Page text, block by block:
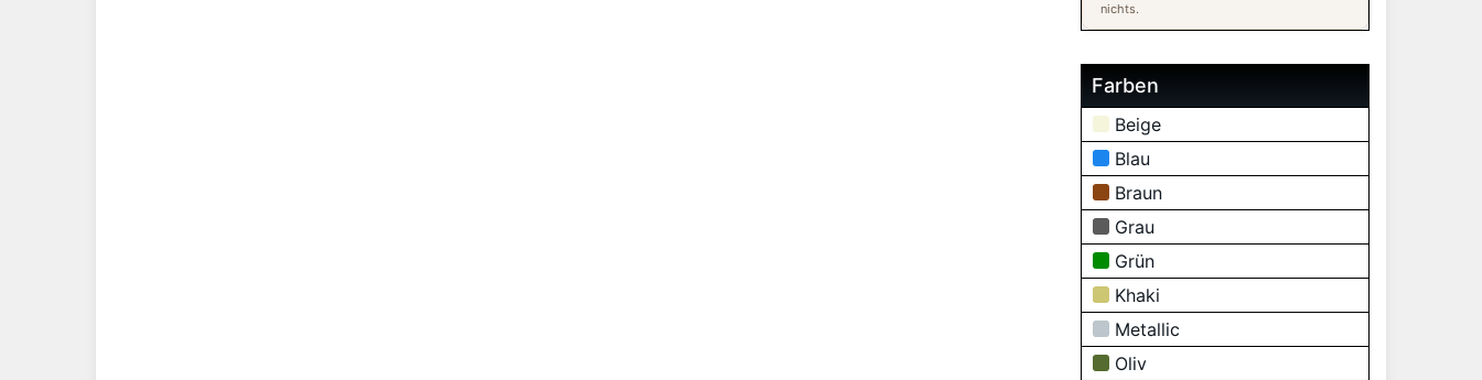
nichts.
Farben
Beige
Blau
Braun
Grau
Grün
Khaki
Metallic
Oliv